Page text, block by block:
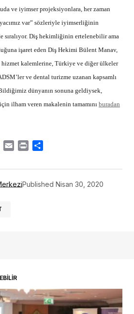
ve iyimser projeksiyonlara, her zaman
var” sözleriyle iyimserliğinin
sıralıyor. Diş hekimliğinin ertelenebilir ama
işaret eden Diş Hekimi Bülent Manav,
kalemlerine, Türkiye ve diğer ülkeler
ve dental turizme uzanan kapsamlı
dünyanın sonuna geldiysek,
ilham veren makalenin tamamını buradan
Telegram
Email Print
Published Nisan 30, 2020